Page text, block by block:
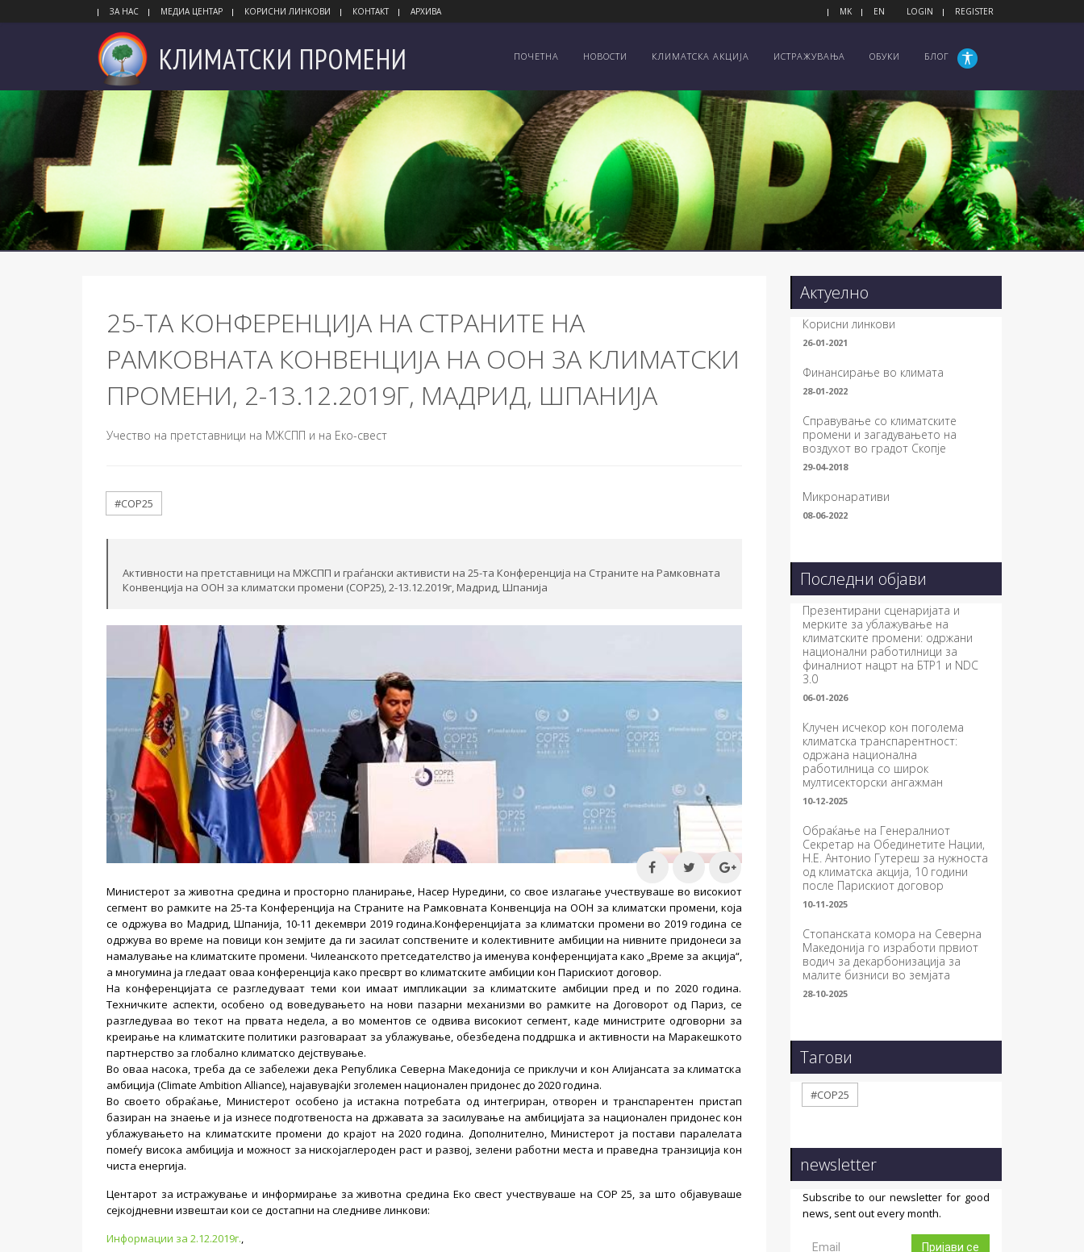
ЗА НАС МЕДИА ЦЕНТАР КОРИСНИ ЛИНКОВИ КОНТАКТ АРХИВА MK EN LOGIN REGISTER
КЛИМАТСКИ ПРОМЕНИ ПОЧЕТНА НОВОСТИ КЛИМАТСКА АКЦИЈА ИСТРАЖУВАЊА ОБУКИ БЛОГ
25-ТА КОНФЕРЕНЦИЈА НА СТРАНИТЕ НА
РАМКОВНАТА КОНВЕНЦИЈА НА ООН ЗА КЛИМАТСКИ
ПРОМЕНИ, 2-13.12.2019Г, МАДРИД, ШПАНИЈА
Учество на претставници на МЖСПП и на Еко-свест
#COP25
Активности на претставници на МЖСПП и граѓански активисти на 25-та Конференција на Страните на Рамковната
Конвенција на ООН за климатски промени (COP25), 2-13.12.2019г, Мадрид, Шпанија
Министерот за животна средина и просторно планирање, Насер Нуредини, со свое излагање учествуваше во високиот
сегмент во рамките на 25-та Конференција на Страните на Рамковната Конвенција на ООН за климатски промени, која
се одржува во Мадрид, Шпанија, 10-11 декември 2019 година.​Конференцијата за климатски промени во 2019 година се
одржува во време на повици кон земјите да ги засилат сопствените и колективните амбиции на нивните придонеси за
намалување на климатските промени. Чилеанското претседателство ја именува конференцијата како „Време за акција“,
а многумина ја гледаат оваа конференција како пресврт во климатските амбиции кон Парискиот договор.
На конференцијата се разгледуваат теми кои имаат импликации за климатските амбиции пред и по 2020 година.
Техничките аспекти, особено од воведувањето на нови пазарни механизми во рамките на Договорот од Париз, се
разгледуваа во текот на првата недела, а во моментов се одвива високиот сегмент, каде министрите одговорни за
креирање на климатските политики разговараат за ублажување, обезбедена поддршка и активности на Маракешкото
партнерство за глобално климатско дејствување.
Во оваа насока, треба да се забележи дека Република Северна Македонија се приклучи и кон Алијансата за климатска
амбиција (Climate Ambition Alliance), најавувајќи зголемен национален придонес до 2020 година.
Во своето обраќање, Министерот особено ја истакна потребата од интегриран, отворен и транспарентен пристап
базиран на знаење и ја изнесе подготвеноста на државата за засилување на амбицијата за национален придонес кон
ублажувањето на климатските промени до крајот на 2020 година. Дополнително, Министерот ја постави паралелата
помеѓу висока амбиција и можност за нискојаглероден раст и развој, зелени работни места и праведна транзиција кон
чиста енергија.
Центарот за истражување и информирање за животна средина Еко свест учествуваше на COP 25, за што објавуваше
сејкојдневни извештаи кои се достапни на следниве линкови:
Информации за 2.12.2019г.,
Актуелно
Корисни линкови
26-01-2021
Финансирање во климата
28-01-2022
Справување со климатските
промени и загадувањето на
воздухот во градот Скопје
29-04-2018
Микронаративи
08-06-2022
Последни објави
Презентирани сценаријата и
мерките за ублажување на
климатските промени: одржани
национални работилници за
финалниот нацрт на БТР1 и NDC
3.0
06-01-2026
Клучен исчекор кон поголема
климатска транспарентност:
одржана национална
работилница со широк
мултисекторски ангажман
10-12-2025
Обраќање на Генералниот
Секретар на Обединетите Нации,
Н.Е. Антонио Гутереш за нужноста
од климатска акција, 10 години
после Парискиот договор
10-11-2025
Стопанската комора на Северна
Македонија го изработи првиот
водич за декарбонизација за
малите бизниси во земјата
28-10-2025
Тагови
#COP25
newsletter
Subscribe to our newsletter for good
news, sent out every month.
Пријави се